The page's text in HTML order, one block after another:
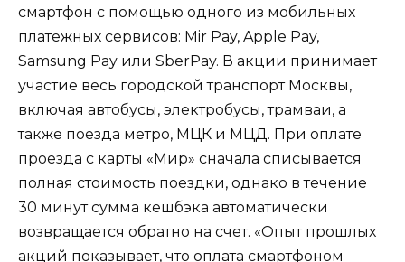
смартфон с помощью одного из мобильных
платежных сервисов: Mir Pay, Apple Pay,
Samsung Pay или SberPay. В акции принимает
участие весь городской транспорт Москвы,
включая автобусы, электробусы, трамваи, а
также поезда метро, МЦК и МЦД. При оплате
проезда с карты «Мир» сначала списывается
полная стоимость поездки, однако в течение
30 минут сумма кешбэка автоматически
возвращается обратно на счет. «Опыт прошлых
акций показывает, что оплата смартфоном